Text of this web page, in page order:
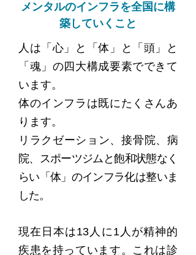
メンタルのインフラを全国に構
築していくこと
人は「心」と「体」と「頭」と
「魂」の四大構成要素でできて
います。
体のインフラは既にたくさんあ
ります。
リラクゼーション、接骨院、病
院、スポーツジムと飽和状態なく
らい「体」のインフラ化は整いま
した。
現在日本は13人に1人が精神的
疾患を持っています。これは診